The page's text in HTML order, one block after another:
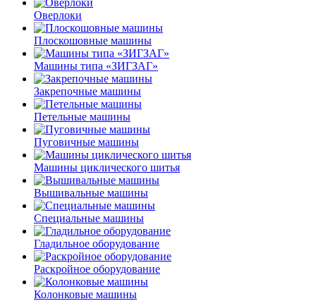
Оверлоки
Плоскошовные машины
Машины типа «ЗИГЗАГ»
Закрепочные машины
Петельные машины
Пуговичные машины
Машины циклического шитья
Вышивальные машины
Специальные машины
Гладильное оборудование
Раскройное оборудование
Колонковые машины